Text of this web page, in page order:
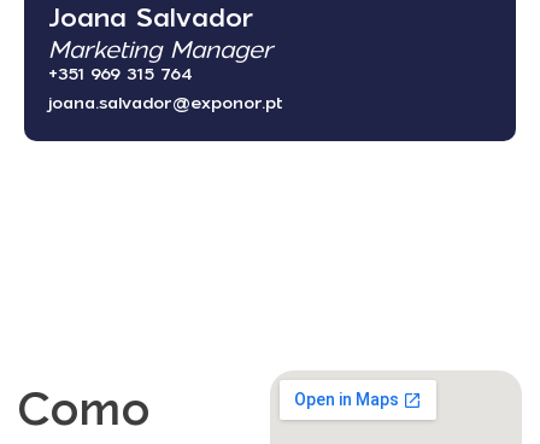
Joana Salvador
Marketing Manager
+351 969 315 764
joana.salvador@exponor.pt
Como